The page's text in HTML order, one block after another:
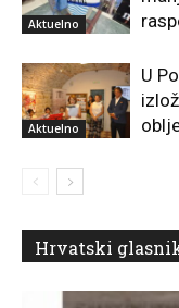
Aktuelno
Aktuelno
U
Hrvatski